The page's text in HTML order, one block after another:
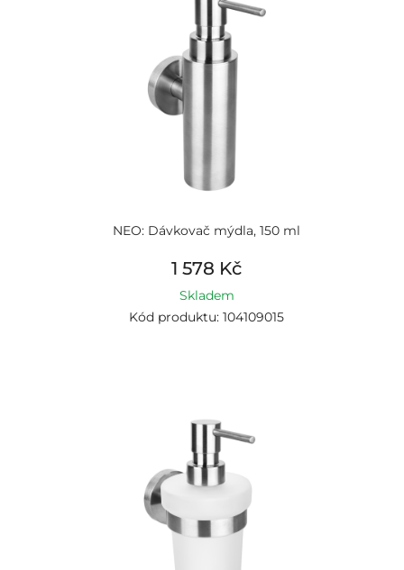
NEO: Dávkovač mýdla, 150 ml
1 578 Kč
Skladem
Kód produktu: 104109015